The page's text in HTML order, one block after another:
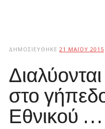
ΔΗΜΟΣΙΕΎΘΗΚΕ 21 ΜΑΪ́ΟΥ 2015
στο
Εθνικού …